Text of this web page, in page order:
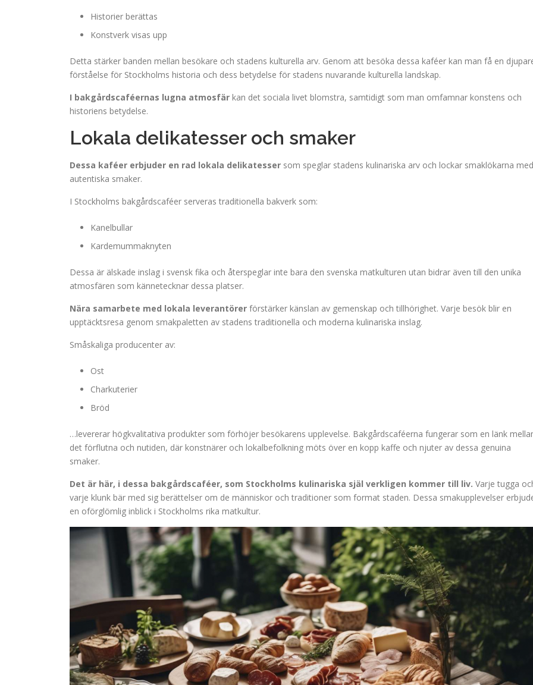
Historier berättas
Konstverk visas upp
Detta stärker banden mellan besökare och stadens kulturella arv. Genom att besöka dessa kaféer kan man få en
förståelse för Stockholms historia och dess betydelse för stadens nuvarande kulturella landskap.
I bakgårdscaféernas lugna atmosfär kan det sociala livet blomstra, samtidigt som man omfamnar konstens och
historiens betydelse.
Lokala delikatesser och smaker
Dessa kaféer erbjuder en rad lokala delikatesser som speglar stadens kulinariska arv och lockar smaklökarna med
autentiska smaker.
I Stockholms bakgårdscaféer serveras traditionella bakverk som:
Kanelbullar
Kardemummaknyten
Dessa är älskade inslag i svensk fika och återspeglar inte bara den svenska matkulturen utan bidrar även till den unika
atmosfären som kännetecknar dessa platser.
Nära samarbete med lokala leverantörer förstärker känslan av gemenskap och tillhörighet. Varje besök blir en
upptäcktsresa genom smakpaletten av stadens traditionella och moderna kulinariska inslag.
Småskaliga producenter av:
Ost
Charkuterier
Bröd
…levererar högkvalitativa produkter som förhöjer besökarens upplevelse. Bakgårdscaféerna fungerar som en länk
det förflutna och nutiden, där konstnärer och lokalbefolkning möts över en kopp kaffe och njuter av dessa genuina
smaker.
Det är här, i dessa bakgårdscaféer, som Stockholms kulinariska själ verkligen kommer till liv. Varje tugga
varje klunk bär med sig berättelser om de människor och traditioner som format staden. Dessa smakupplevelser
en oförglömlig inblick i Stockholms rika matkultur.